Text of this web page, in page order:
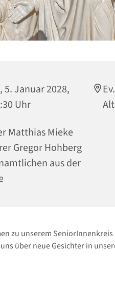
Januar 2028,
Uhr
Matthias Mieke
Gregor Hohberg
aus der
zu unserem
über neue Gesichter in